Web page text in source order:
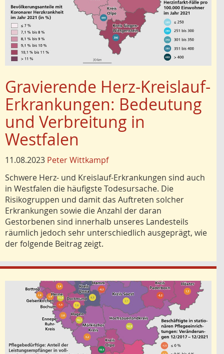
Gravierende Herz-Kreislauf-
Erkrankungen: Bedeutung
und Verbreitung in
Westfalen
11.08.2023 Peter Wittkampf
Schwere Herz- und Kreislauf-Erkrankungen sind auch
in Westfalen die häufigste Todesursache. Die
Risikogruppen und damit das Auftreten solcher
Erkrankungen sowie die Anzahl der daran
Gestorbenen sind innerhalb unseres Landesteils
räumlich jedoch sehr unterschiedlich ausgeprägt, wie
der folgende Beitrag zeigt.